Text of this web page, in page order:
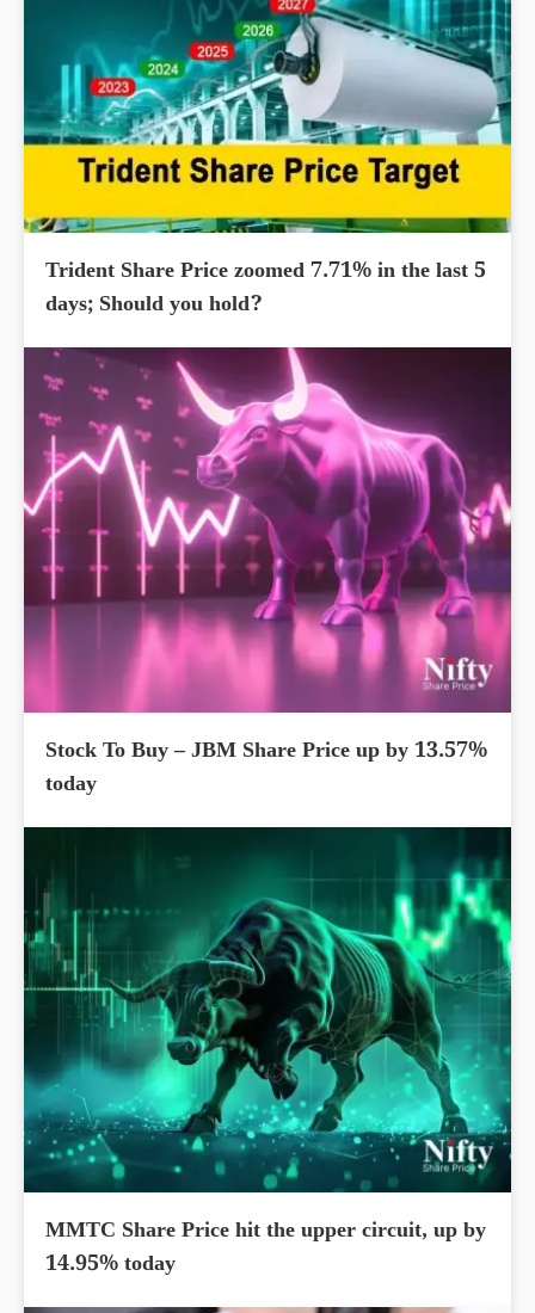
Trident Share Price zoomed 7.71% in the last 5
days; Should you hold?
Stock To Buy – JBM Share Price up by 13.57%
today
MMTC Share Price hit the upper circuit, up by
14.95% today